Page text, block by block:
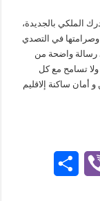
الملكي بالجديدة،
وصرامتها في التصدي
رسالة واضحة من
ولا تسامح مع كل
و أمان ساكنة إلاقليم